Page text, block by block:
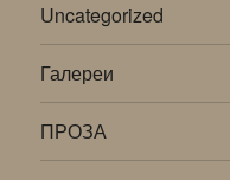
Uncategorized
Галереи
ПРОЗА